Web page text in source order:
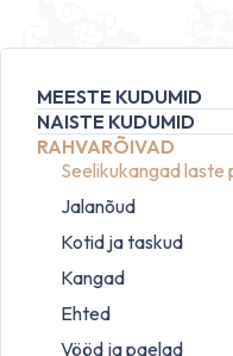
MEESTE KUDUMID
NAISTE KUDUMID
RAHVARÕIVAD
Seelikukangad laste
Jalanõud
Kotid ja taskud
Kangad
Ehted
Vööd ja paelad